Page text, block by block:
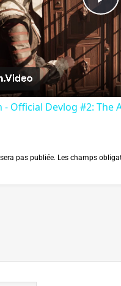
- Official Devlog #2: The
pas publiée. Les champs